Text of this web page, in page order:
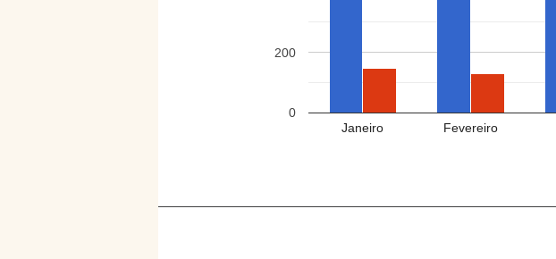
Janeiro Fevereiro
0
200